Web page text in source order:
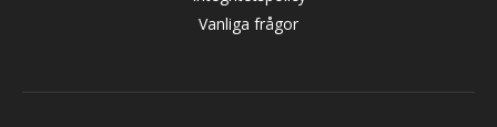
Vanliga frågor